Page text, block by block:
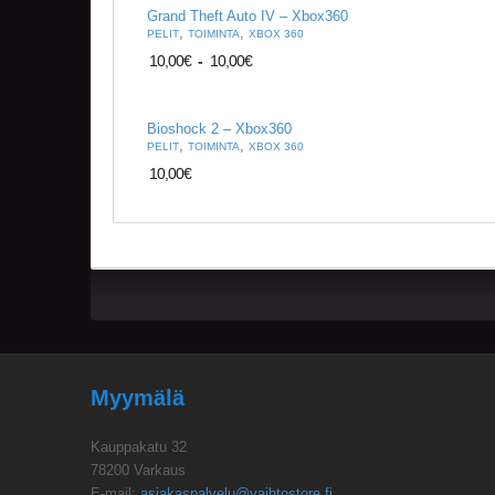
Grand Theft Auto IV – Xbox360
PELIT, TOIMINTA, XBOX 360
10,00€ - 10,00€
Bioshock 2 – Xbox360
PELIT, TOIMINTA, XBOX 360
10,00€
Myymälä
Kauppakatu 32
78200 Varkaus